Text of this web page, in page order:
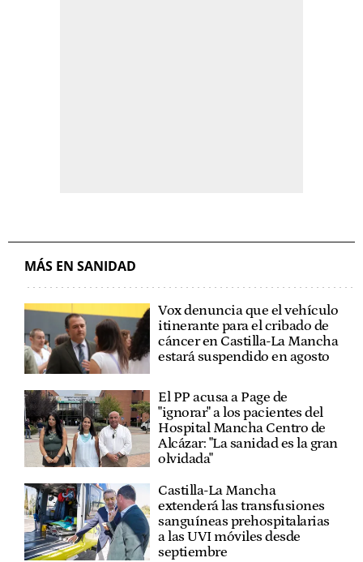
MÁS EN SANIDAD
Vox denuncia que el vehículo
itinerante para el cribado de
cáncer en Castilla-La Mancha
estará suspendido en agosto
El PP acusa a Page de
"ignorar" a los pacientes del
Hospital Mancha Centro de
Alcázar: "La sanidad es la gran
olvidada"
Castilla-La Mancha
extenderá las transfusiones
sanguíneas prehospitalarias
a las UVI móviles desde
septiembre